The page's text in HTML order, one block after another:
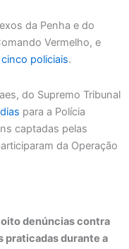
da Penha e do
Vermelho, e
policiais.
do Supremo Tribunal
para a Polícia
captadas pelas
da Operação
denúncias contra
praticadas durante a